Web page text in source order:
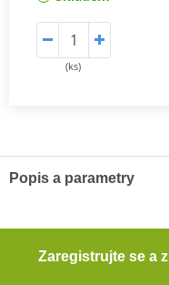
(ks)
Popis a parametry
Dlouhá pánská
Vnější materiál s
Zaregistrujte se a